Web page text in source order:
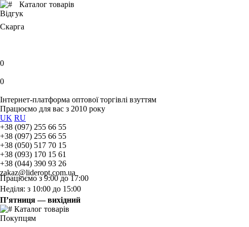
Каталог товарів
Відгук
Скарга
0
0
Інтернет-платформа оптової торгівлі взуттям
Працюємо для вас з 2010 року
UK RU
+38 (097) 255 66 55
+38 (097) 255 66 55
+38 (050) 517 70 15
+38 (093) 170 15 61
+38 (044) 390 93 26
zakaz@lideropt.com.ua
Працюємо з 9:00 до 17:00
Неділя: з 10:00 до 15:00
П’ятниця — вихідний
Каталог товарів
Покупцям